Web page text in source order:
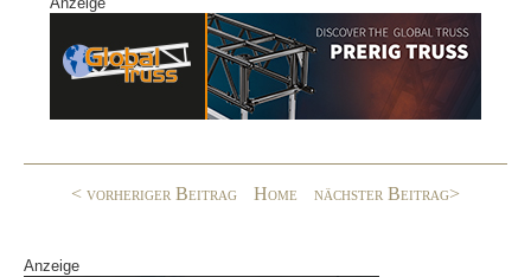
c
e
o
k
e
G
< vorheriger Beitrag Home nächster Beitrag>
Anzeige